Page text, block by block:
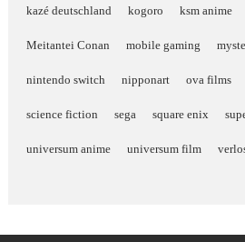
kazé deutschland kogoro ksm anime
Meitantei Conan mobile gaming
nintendo switch nipponart ova films
science fiction sega square enix
universum anime universum film